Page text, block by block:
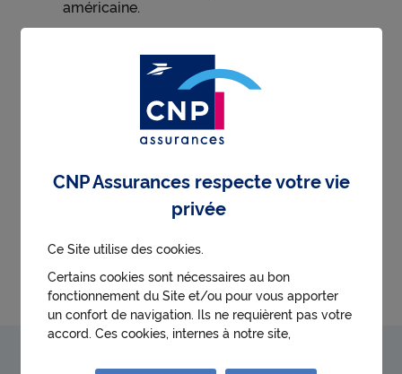
américaine.
Pour vous aider à compléter ce formulaire
Assurances met à votre disposition un modèle
avec les indications de remplissage :
CRS, rendez-vous sur le site duBulletin officiel
des finances publiques.
fiscal ou votre administration fiscale locale.
CNP Assurances respecte votre vie
privée
Ce Site utilise des cookies.
Certains cookies sont nécessaires au bon
fonctionnement du Site et/ou pour vous apporter
un confort de navigation. Ils ne requièrent pas votre
accord. Ces cookies, internes à notre site,
● d'identifier la première visite d'un utilisateur